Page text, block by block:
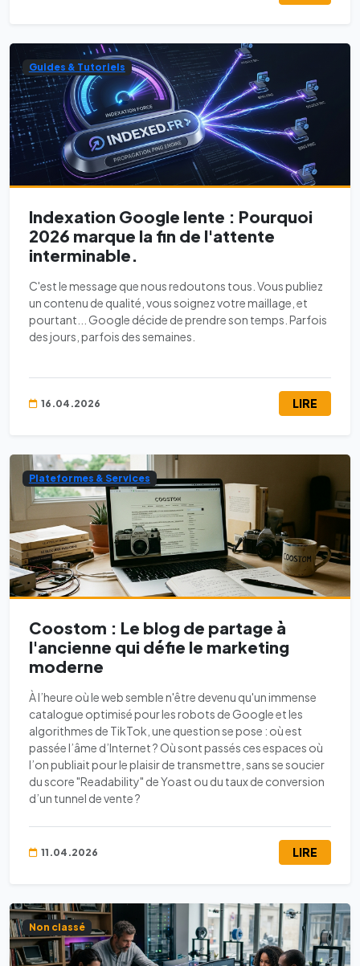
Guides & Tutoriels
Indexation Google lente : Pourquoi
2026 marque la fin de l'attente
interminable.
C'est le message que nous redoutons tous. Vous publiez
un contenu de qualité, vous soignez votre maillage, et
pourtant... Google décide de prendre son temps. Parfois
des jours, parfois des semaines.
16.04.2026 LIRE
Plateformes & Services
Coostom : Le blog de partage à
l'ancienne qui défie le marketing
moderne
À l’heure où le web semble n'être devenu qu'un immense
catalogue optimisé pour les robots de Google et les
algorithmes de TikTok, une question se pose : où est
passée l’âme d’Internet ? Où sont passés ces espaces où
l’on publiait pour le plaisir de transmettre, sans se soucier
du score "Readability" de Yoast ou du taux de conversion
d’un tunnel de vente ?
11.04.2026 LIRE
Non classé